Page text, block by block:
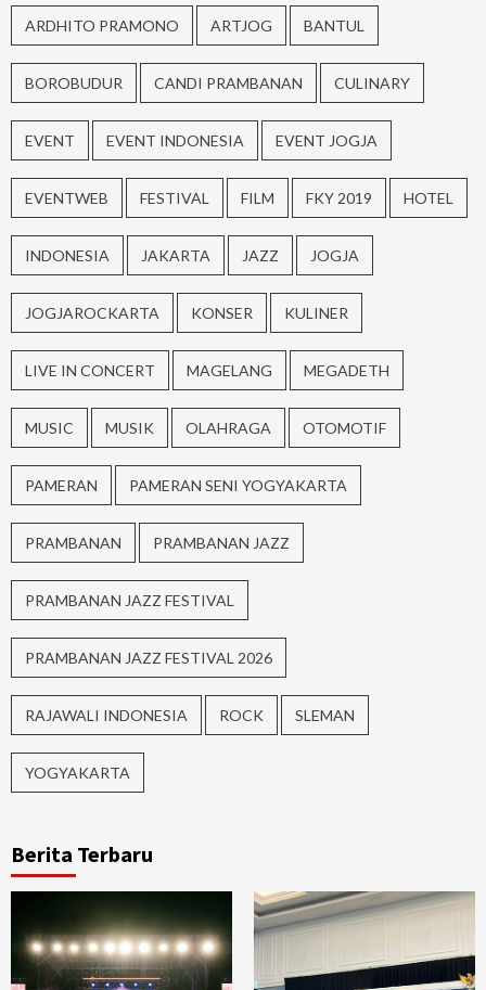
ARDHITO PRAMONO ARTJOG BANTUL
BOROBUDUR CANDI PRAMBANAN CULINARY
EVENT EVENT INDONESIA EVENT JOGJA
EVENTWEB FESTIVAL FILM FKY 2019 HOTEL
INDONESIA JAKARTA JAZZ JOGJA
JOGJAROCKARTA KONSER KULINER
LIVE IN CONCERT MAGELANG MEGADETH
MUSIC MUSIK OLAHRAGA OTOMOTIF
PAMERAN PAMERAN SENI YOGYAKARTA
PRAMBANAN PRAMBANAN JAZZ
PRAMBANAN JAZZ FESTIVAL
PRAMBANAN JAZZ FESTIVAL 2026
RAJAWALI INDONESIA ROCK SLEMAN
YOGYAKARTA
Berita Terbaru